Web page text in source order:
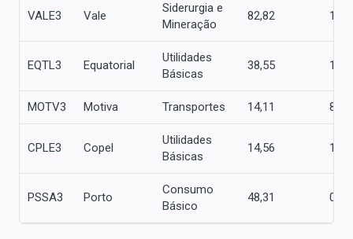
VALE3 Vale
Siderurgia e
Mineração
82,82
EQTL3 Equatorial
Utilidades
Básicas
38,55
MOTV3 Motiva Transportes 14,11
CPLE3 Copel
Utilidades
Básicas
14,56
PSSA3 Porto
Consumo
Básico
48,31